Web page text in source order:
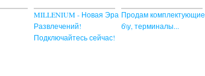
MILLENIUM - Новая Эра
Развлечений!
Подключайтесь сейчас!
Продам комплектующие
б\у, терминалы...